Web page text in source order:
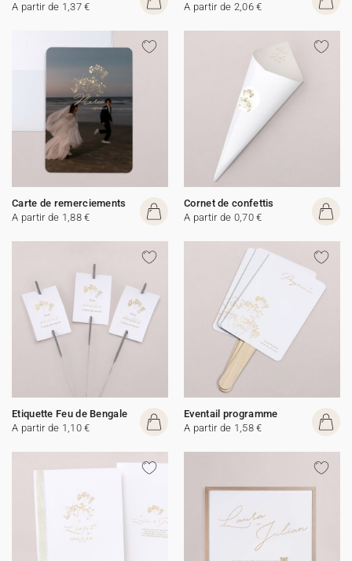
A partir de 1,37 €
A partir de 2,06 €
Carte de remerciements
A partir de 1,88 €
Cornet de confettis
A partir de 0,70 €
Etiquette Feu de Bengale
A partir de 1,10 €
Eventail programme
A partir de 1,58 €